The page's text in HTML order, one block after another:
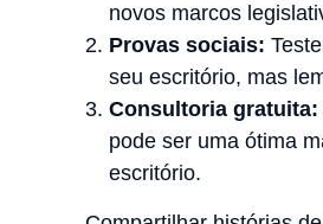
novos marcos
Provas sociais:
seu escritório, mas
Consultoria gratuita:
pode ser uma ótima
escritório.